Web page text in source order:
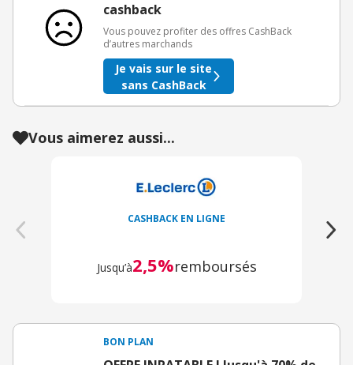
cashback
Vous pouvez profiter des offres CashBack
d’autres marchands
Je vais sur le site
sans CashBack
Vous aimerez aussi...
CASHBACK EN LIGNE
Jusqu’à2,5%remboursés
BON PLAN